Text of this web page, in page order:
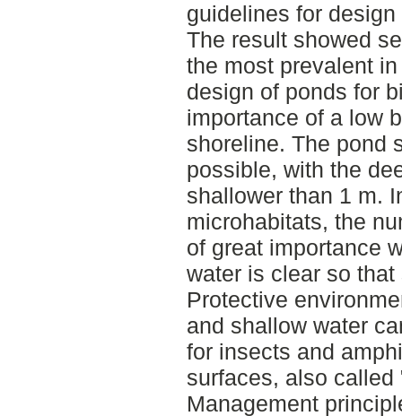
guidelines for
The result showed
the most prevalent
design of ponds for
importance of a low
shoreline. The pond
possible, with the
shallower than 1 m.
microhabitats, the
of great importance
water is clear so
Protective
and shallow water
for insects and
surfaces, also
Management